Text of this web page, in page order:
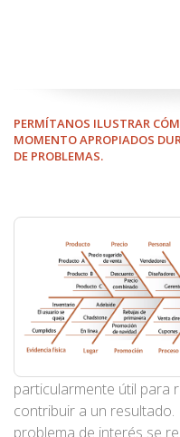
PERMÍTANOS ILUSTRAR
MOMENTO APROPIADOS
DE PROBLEMAS.
particularmente útil para
contribuir a un resultado.
problema de interés se